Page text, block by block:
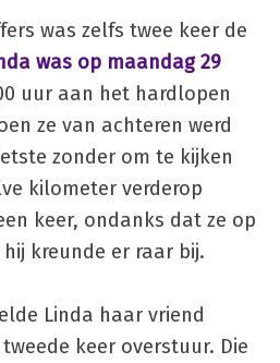
was zelfs twee keer de
was op maandag 29
uur aan het hardlopen
ze van achteren werd
zonder om te kijken
kilometer verderop
keer, ondanks dat ze op
kreunde er raar bij.
Linda haar vriend
keer overstuur. Die